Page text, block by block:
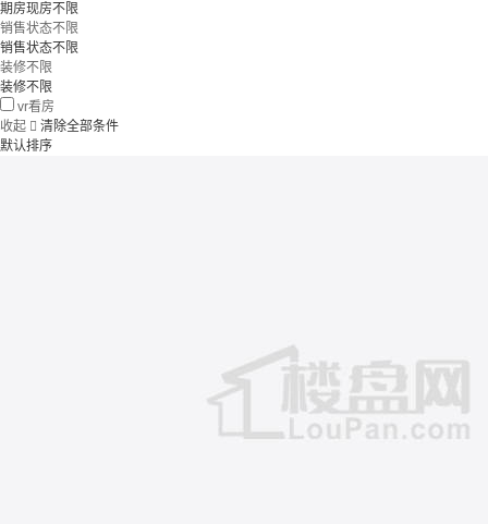
期房现房不限
销售状态不限
销售状态不限
装修不限
装修不限
vr看房
收起  清除全部条件
默认排序